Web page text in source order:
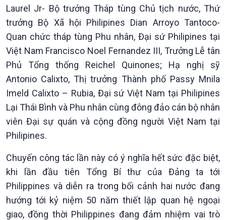
Chính trị
Tin Chính trị
Quốc hội với cử tri
Xây dựng đảng
Đảng trong cuộc sống
Nhận diện sự thật
Pháp luật và đời sống
Thế giới
Hồ sơ sự kiện quốc tế
Thế giới & Việt Nam
Biên cương - Một dải vững
Laurel Jr- Bộ trưởng Tháp tùng Chủ tịch nước, Thứ
trưởng Bộ Xã hội Philipines Dian Arroyo Tantoco-
Quan chức tháp tùng Phu nhân, Đại sứ Philipines tại
Việt Nam Francisco Noel Fernandez III, Trưởng Lễ tân
Phủ Tổng thống Reichel Quinones; Hạ nghị sỹ
Antonio Calixto, Thị trưởng Thành phố Passy Mnila
Imeld Calixto – Rubia, Đại sứ Việt Nam tại Philipines
Lại Thái Bình và Phu nhân cùng đông đảo cán bộ nhân
viên Đại sự quán và cộng đồng người Việt Nam tại
Philipines.
Chuyến công tác lần này có ý nghĩa hết sức đặc biệt,
khi lần đầu tiên Tổng Bí thư của Đảng ta tới
Philippines và diễn ra trong bối cảnh hai nước đang
hướng tới kỷ niệm 50 năm thiết lập quan hệ ngoại
giao, đồng thời Philippines đang đảm nhiệm vai trò